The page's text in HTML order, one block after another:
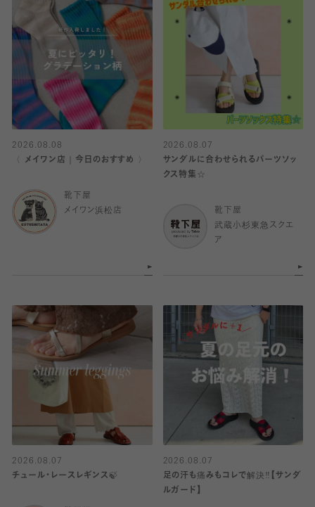
2026.08.08
〈 メイワン店｜今日のおすすめ 〉
靴下屋
メイワン浜松店
2026.08.07
サンダルに合わせられるパーツソッ
クス特集☆
靴下屋
武蔵小杉東急スクエ
ア
2026.08.07
チュール・レースレギンス🍃
2026.08.07
足の汗も痛みもコレで解決‼️【サンダ
ルガード】